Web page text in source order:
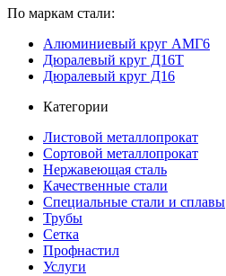
По маркам стали:
Алюминиевый круг АМГ6
Дюралевый круг Д16Т
Дюралевый круг Д16
Категории
Листовой металлопрокат
Сортовой металлопрокат
Нержавеющая сталь
Качественные стали
Специальные стали и сплавы
Трубы
Сетка
Профнастил
Услуги